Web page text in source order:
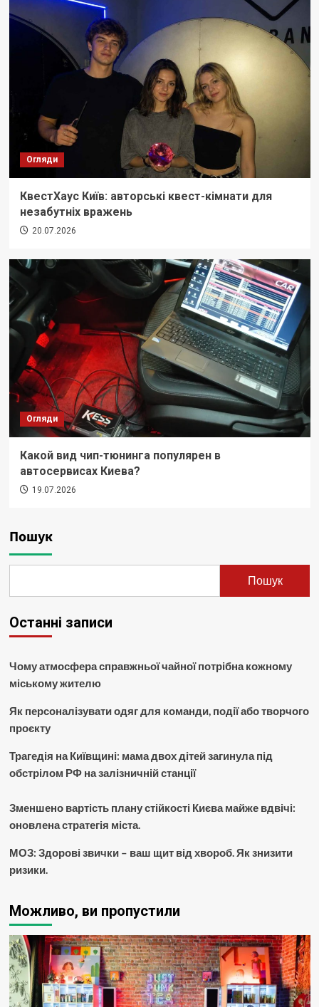
Огляди
КвестХаус Київ: авторські квест-кімнати для
незабутніх вражень
20.07.2026
Огляди
Какой вид чип-тюнинга популярен в
автосервисах Киева?
19.07.2026
Пошук
Пошук
Останні записи
Чому атмосфера справжньої чайної потрібна кожному
міському жителю
Як персоналізувати одяг для команди, події або творчого
проєкту
Трагедія на Київщині: мама двох дітей загинула під
обстрілом РФ на залізничній станції
Зменшено вартість плану стійкості Києва майже вдвічі:
оновлена стратегія міста.
МОЗ: Здорові звички – ваш щит від хвороб. Як знизити
ризики.
Можливо, ви пропустили